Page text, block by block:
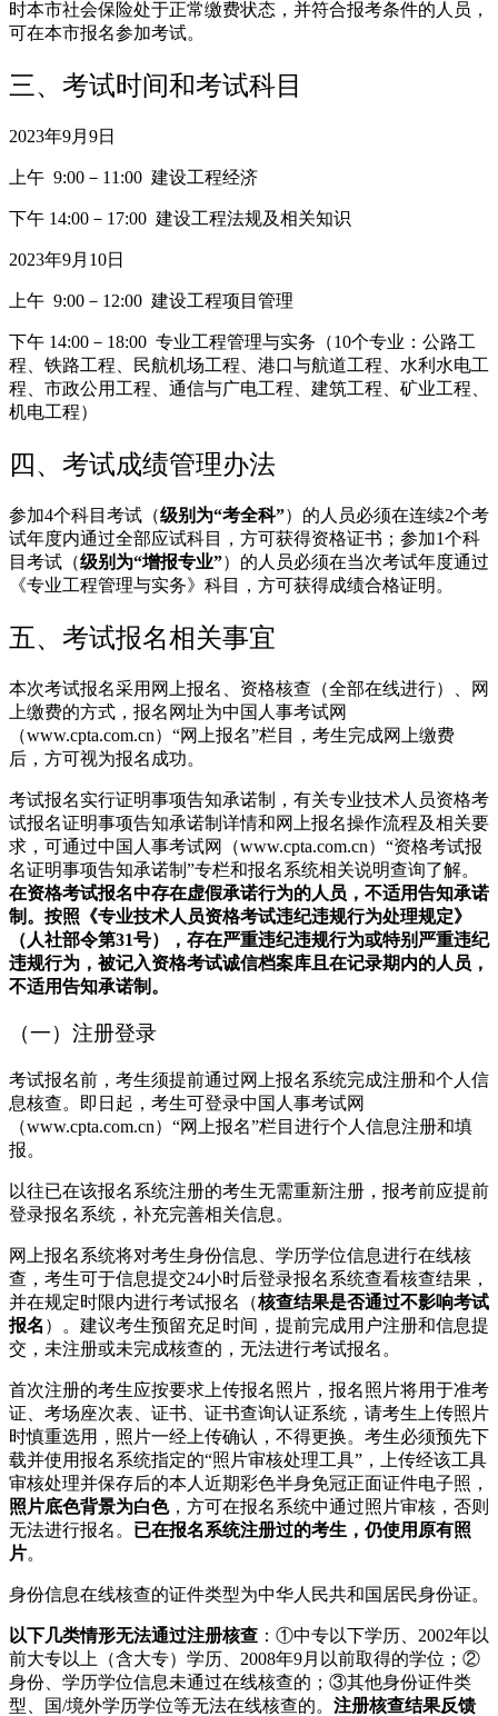
时本市社会保险处于正常缴费状态，并符合报考条件的人员，
可在本市报名参加考试。
三、考试时间和考试科目
2023年9月9日
上午 9:00－11:00 建设工程经济
下午 14:00－17:00 建设工程法规及相关知识
2023年9月10日
上午 9:00－12:00 建设工程项目管理
下午 14:00－18:00 专业工程管理与实务（10个专业：公路工
程、铁路工程、民航机场工程、港口与航道工程、水利水电工
程、市政公用工程、通信与广电工程、建筑工程、矿业工程、
机电工程）
四、考试成绩管理办法
参加4个科目考试（级别为“考全科”）的人员必须在连续2个考
试年度内通过全部应试科目，方可获得资格证书；参加1个科
目考试（级别为“增报专业”）的人员必须在当次考试年度通过
《专业工程管理与实务》科目，方可获得成绩合格证明。
五、考试报名相关事宜
本次考试报名采用网上报名、资格核查（全部在线进行）、网
上缴费的方式，报名网址为中国人事考试网
（www.cpta.com.cn）“网上报名”栏目，考生完成网上缴费
后，方可视为报名成功。
考试报名实行证明事项告知承诺制，有关专业技术人员资格考
试报名证明事项告知承诺制详情和网上报名操作流程及相关要
求，可通过中国人事考试网（www.cpta.com.cn）“资格考试报
名证明事项告知承诺制”专栏和报名系统相关说明查询了解。
在资格考试报名中存在虚假承诺行为的人员，不适用告知承诺
制。按照《专业技术人员资格考试违纪违规行为处理规定》
（人社部令第31号），存在严重违纪违规行为或特别严重违纪
违规行为，被记入资格考试诚信档案库且在记录期内的人员，
不适用告知承诺制。
（一）注册登录
考试报名前，考生须提前通过网上报名系统完成注册和个人信
息核查。即日起，考生可登录中国人事考试网
（www.cpta.com.cn）“网上报名”栏目进行个人信息注册和填
报。
以往已在该报名系统注册的考生无需重新注册，报考前应提前
登录报名系统，补充完善相关信息。
网上报名系统将对考生身份信息、学历学位信息进行在线核
查，考生可于信息提交24小时后登录报名系统查看核查结果，
并在规定时限内进行考试报名（核查结果是否通过不影响考试
报名 ）。建议考生预留充足时间，提前完成用户注册和信息提
交，未注册或未完成核查的，无法进行考试报名。
首次注册的考生应按要求上传报名照片，报名照片将用于准考
证、考场座次表、证书、证书查询认证系统，请考生上传照片
时慎重选用，照片一经上传确认，不得更换。考生必须预先下
载并使用报名系统指定的“照片审核处理工具”，上传经该工具
审核处理并保存后的本人近期彩色半身免冠正面证件电子照，
照片底色背景为白色，方可在报名系统中通过照片审核，否则
无法进行报名。 已在报名系统注册过的考生，仍使用原有照
片。
身份信息在线核查的证件类型为中华人民共和国居民身份证。
以下几类情形无法通过注册核查 ：①中专以下学历、2002年以
前大专以上（含大专）学历、2008年9月以前取得的学位；②
身份、学历学位信息未通过在线核查的；③其他身份证件类
型、国/境外学历学位等无法在线核查的。 注册核查结果反馈